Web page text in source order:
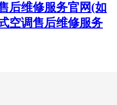
后维修服务官网(如
空调售后维修服务